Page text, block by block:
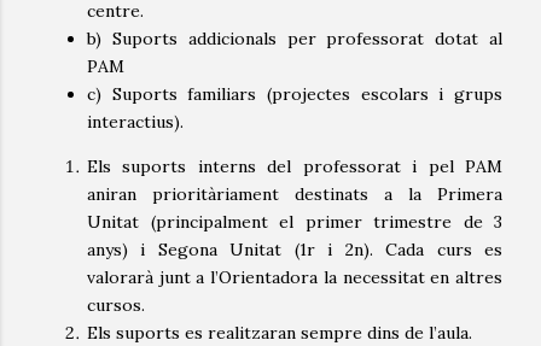
centre.
b) Suports addicionals per professorat dotat al
PAM
c) Suports familiars (projectes escolars i grups
interactius).
Els suports interns del professorat i pel PAM
aniran prioritàriament destinats a la Primera
Unitat (principalment el primer trimestre de 3
anys) i Segona Unitat (1r i 2n). Cada curs es
valorarà junt a l’Orientadora la necessitat en altres
cursos.
Els suports es realitzaran sempre dins de l’aula.